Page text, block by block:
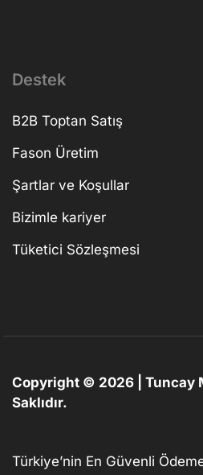
Destek
B2B Toptan Satış
Fason Üretim
Şartlar ve Koşullar
Bizimle kariyer
Tüketici Sözleşmesi
Copyright © 2026 | Tuncay
Saklıdır.
Türkiye’nin En Güvenli